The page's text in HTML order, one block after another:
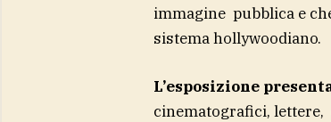
immagine pubblica e
sistema hollywoodiano.
L’esposizione
cinematografici,